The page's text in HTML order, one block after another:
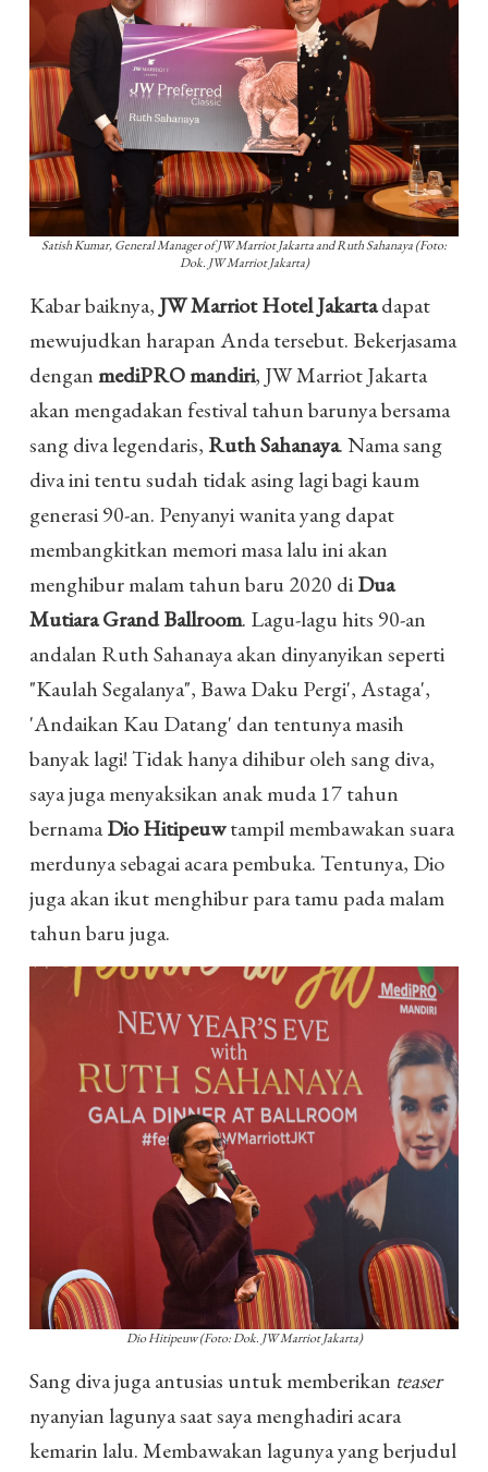
Satish Kumar, General Manager of JW Marriot Jakarta and Ruth Sahanaya (Foto:
Dok. JW Marriot Jakarta)
Kabar baiknya, JW Marriot Hotel Jakartadapat
mewujudkan harapan Anda tersebut. Bekerjasama
denganmediPRO mandiri, JW Marriot Jakarta
akan mengadakan festival tahun barunya bersama
sang diva legendaris, Ruth Sahanaya. Nama sang
diva ini tentu sudah tidak asing lagi bagi kaum
generasi 90-an. Penyanyi wanita yang dapat
membangkitkan memori masa lalu ini akan
menghibur malam tahun baru 2020 diDua
Mutiara Grand Ballroom. Lagu-lagu hits 90-an
andalan Ruth Sahanaya akan dinyanyikan seperti
"Kaulah Segalanya", Bawa Daku Pergi', Astaga',
'Andaikan Kau Datang' dan tentunya masih
banyak lagi! Tidak hanya dihibur oleh sang diva,
saya juga menyaksikan anak muda 17 tahun
bernamaDio Hitipeuwtampil membawakan suara
merdunya sebagai acara pembuka. Tentunya, Dio
juga akan ikut menghibur para tamu pada malam
tahun baru juga.
Dio Hitipeuw (Foto: Dok. JW Marriot Jakarta)
Sang diva juga antusias untuk memberikan teaser
nyanyian lagunya saat saya menghadiri acara
kemarin lalu. Membawakan lagunya yang berjudul